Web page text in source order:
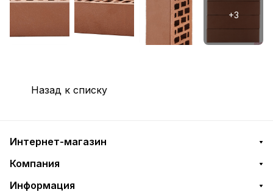
Назад к списку
Интернет-магазин
Компания
Информация